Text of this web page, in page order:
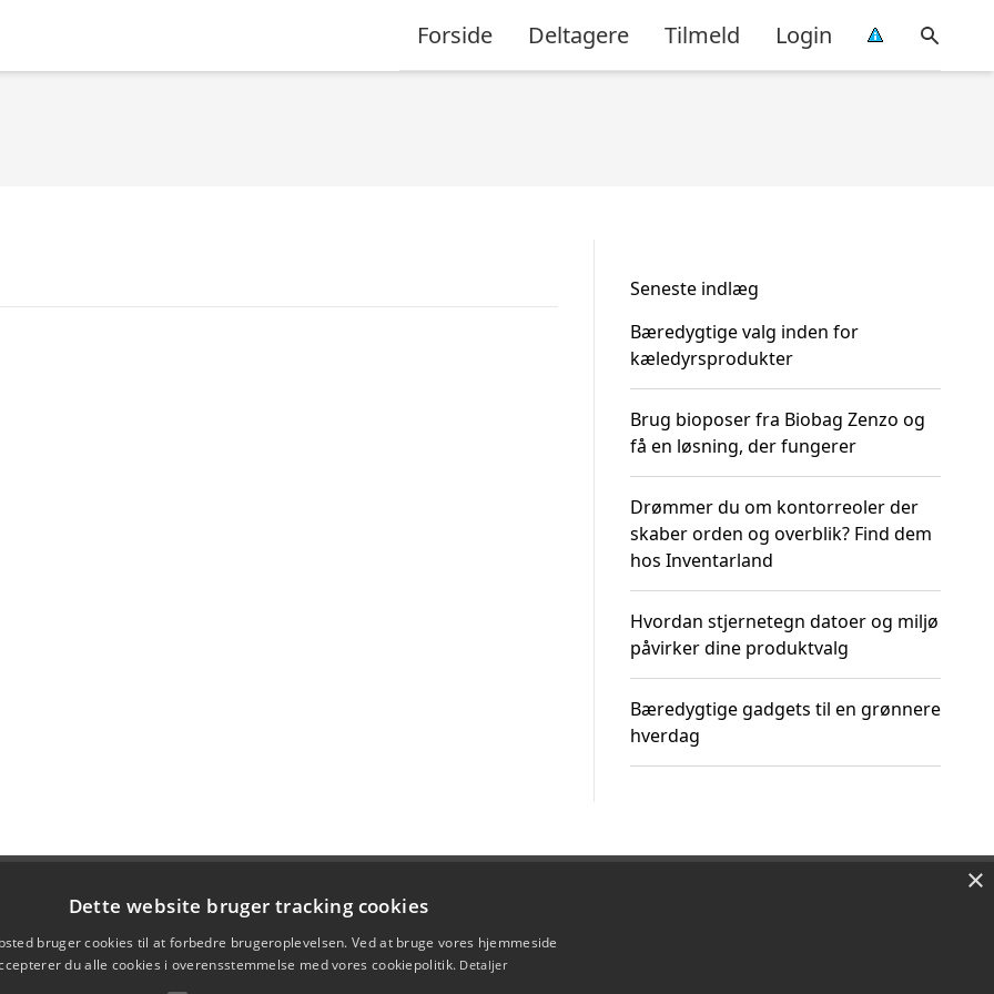
Forside Deltagere Tilmeld Login
Seneste indlæg
Bæredygtige valg inden for
kæledyrsprodukter
Brug bioposer fra Biobag Zenzo og
få en løsning, der fungerer
Drømmer du om kontorreoler der
skaber orden og overblik? Find dem
hos Inventarland
Hvordan stjernetegn datoer og miljø
påvirker dine produktvalg
Bæredygtige gadgets til en grønnere
hverdag
×
Dette website bruger tracking cookies
bruger cookies til at forbedre brugeroplevelsen. Ved at bruge vores hjemmeside
du alle cookies i overensstemmelse med vores cookiepolitik. Detaljer